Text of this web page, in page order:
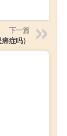
下一篇
症吗）